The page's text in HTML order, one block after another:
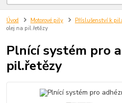
Úvod Motorové pily Příslušenství k
olej na pil.řetězy
Plnící systém pro
pil.řetězy